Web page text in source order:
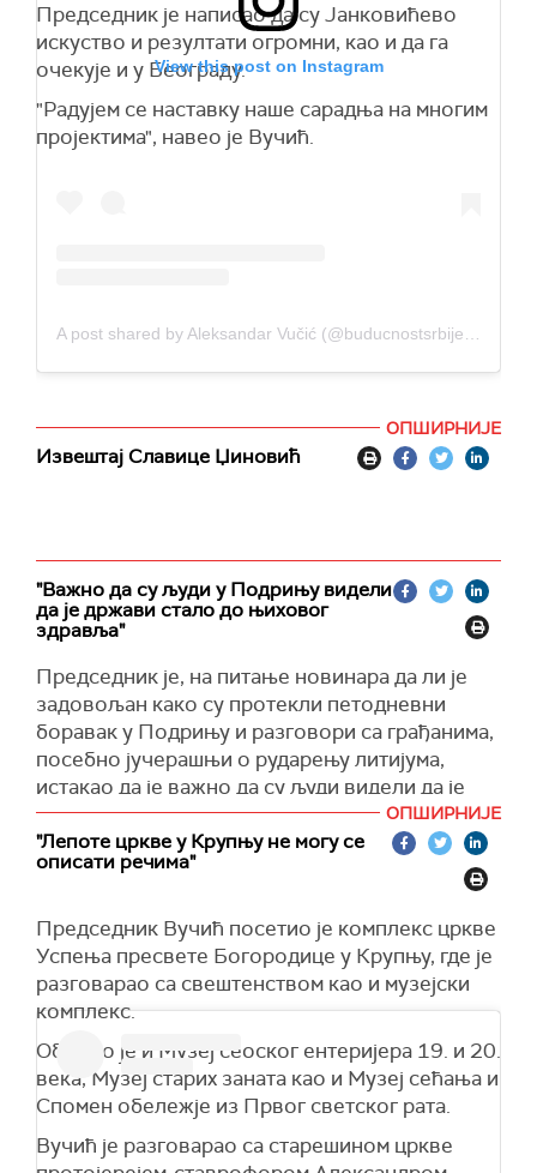
Председник је написао да су Јанковићево
искуство и резултати огромни, као и да га
очекује и у Београду.
"Радујем се наставку наше сарадња на многим
пројектима", навео је Вучић.
View this post on Instagram
A post shared by Aleksandar Vučić (@buducnostsrbijeav)
ОПШИРНИЈЕ
Извештај Славице Џиновић
"Важно да су људи у Подрињу видели
да је држави стало до њиховог
здравља"
Председник је, на питање новинара да ли је
задовољан како су протекли петодневни
боравак у Подрињу и разговори са грађанима,
посебно јучерашњи о рударењу литијума,
истакао да је важно да су људи видели да је
држави стало до њиховог здравља, чисте
воде, природе, осигураних депонија.
"Ми смо показали да смо у стању да чујемо, да
било увреда, Бог зна каквих. Било је
неслагања, не баш лепих речи, али то је
политика и то је нешто што је потпуно
нормално. И нама је две године још потребно
да дођемо до решења, најмање. Полако
бавићемо се тиме", рекао је Вучић.
Председник је оценио да Србију са "Рио
Тинтом" очекује тежак посао.
ОПШИРНИЈЕ
"Лепоте цркве у Крупњу не могу се
описати речима"
Председник Вучић посетио је комплекс цркве
Успења пресвете Богородице у Крупњу, где је
разговарао са свештенством као и музејски
комплекс.
Обишао је и Музеј сеоског ентеријера 19. и 20.
века, Музеј старих заната као и Музеј сећања и
Спомен обележје из Првог светског рата.
Вучић је разговарао са старешином цркве